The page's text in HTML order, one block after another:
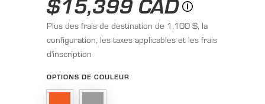
Plus des frais de destination de 1,100 $, la
configuration, les taxes applicables et les frais
d'inscription
OPTIONS DE COULEUR